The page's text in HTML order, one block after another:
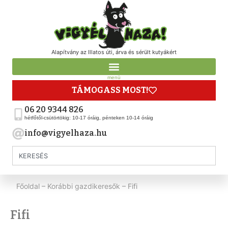
Alapítvány az Illatos úti, árva és sérült kutyákért
menü
TÁMOGASS MOST!
06 20 9344 826
hétfőtől-csütörtökig: 10-17 óráig, pénteken 10-14 óráig
info@vigyelhaza.hu
Főoldal – Korábbi gazdikeresők – Fifi
Fifi